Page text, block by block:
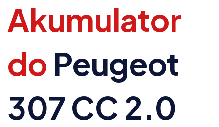
Akumulator
do Peugeot
307 CC 2.0